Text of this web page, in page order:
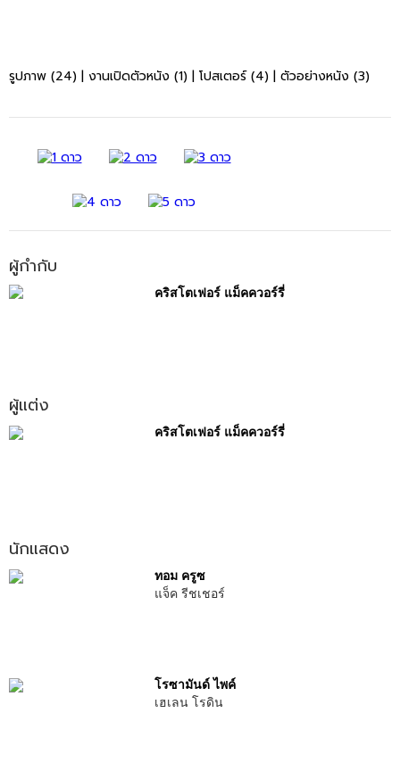
รูปภาพ (24) | งานเปิดตัวหนัง (1) | โปสเตอร์ (4) | ตัวอย่างหนัง (3)
ผู้กำกับ
คริสโตเฟอร์ แม็คควอร์รี่
ผู้แต่ง
คริสโตเฟอร์ แม็คควอร์รี่
นักแสดง
ทอม ครูซ
แจ็ค รีชเชอร์
โรซามันด์ ไพค์
เฮเลน โรดิน